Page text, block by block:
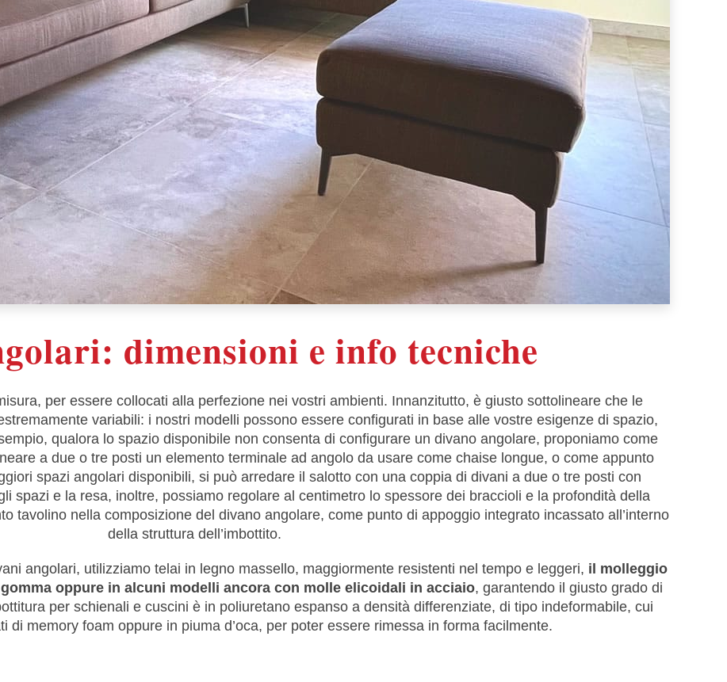
dimensioni e info tecniche
per essere collocati alla perfezione nei vostri ambienti. Innanzitutto, è giusto sottolineare che le
variabili: i nostri modelli possono essere configurati in base alle vostre esigenze di spazio,
qualora lo spazio disponibile non consenta di configurare un divano angolare, proponiamo come
a due o tre posti un elemento terminale ad angolo da usare come chaise longue, o come appunto
spazi angolari disponibili, si può arredare il salotto con una coppia di divani a due o tre posti con
spazi e la resa, inoltre, possiamo regolare al centimetro lo spessore dei braccioli e la profondità della
tavolino nella composizione del divano angolare, come punto di appoggio integrato incassato all’interno
della struttura dell’imbottito.
angolari, utilizziamo telai in legno massello, maggiormente resistenti nel tempo e leggeri, il molleggio
oppure in alcuni modelli ancora con molle elicoidali in acciaio, garantendo il giusto grado di
per schienali e cuscini è in poliuretano espanso a densità differenziate, di tipo indeformabile, cui
di memory foam oppure in piuma d’oca, per poter essere rimessa in forma facilmente.